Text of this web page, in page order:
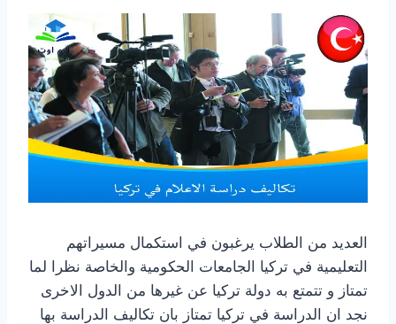
العديد من الطلاب يرغبون في استكمال مسيراتهم
التعليمية في تركيا الجامعات الحكومية والخاصة نظرا لما
تمتاز و تتمتع به دولة تركيا عن غيرها من الدول الاخرى
نجد ان الدراسة في تركيا تمتاز بان تكاليف الدراسة بها